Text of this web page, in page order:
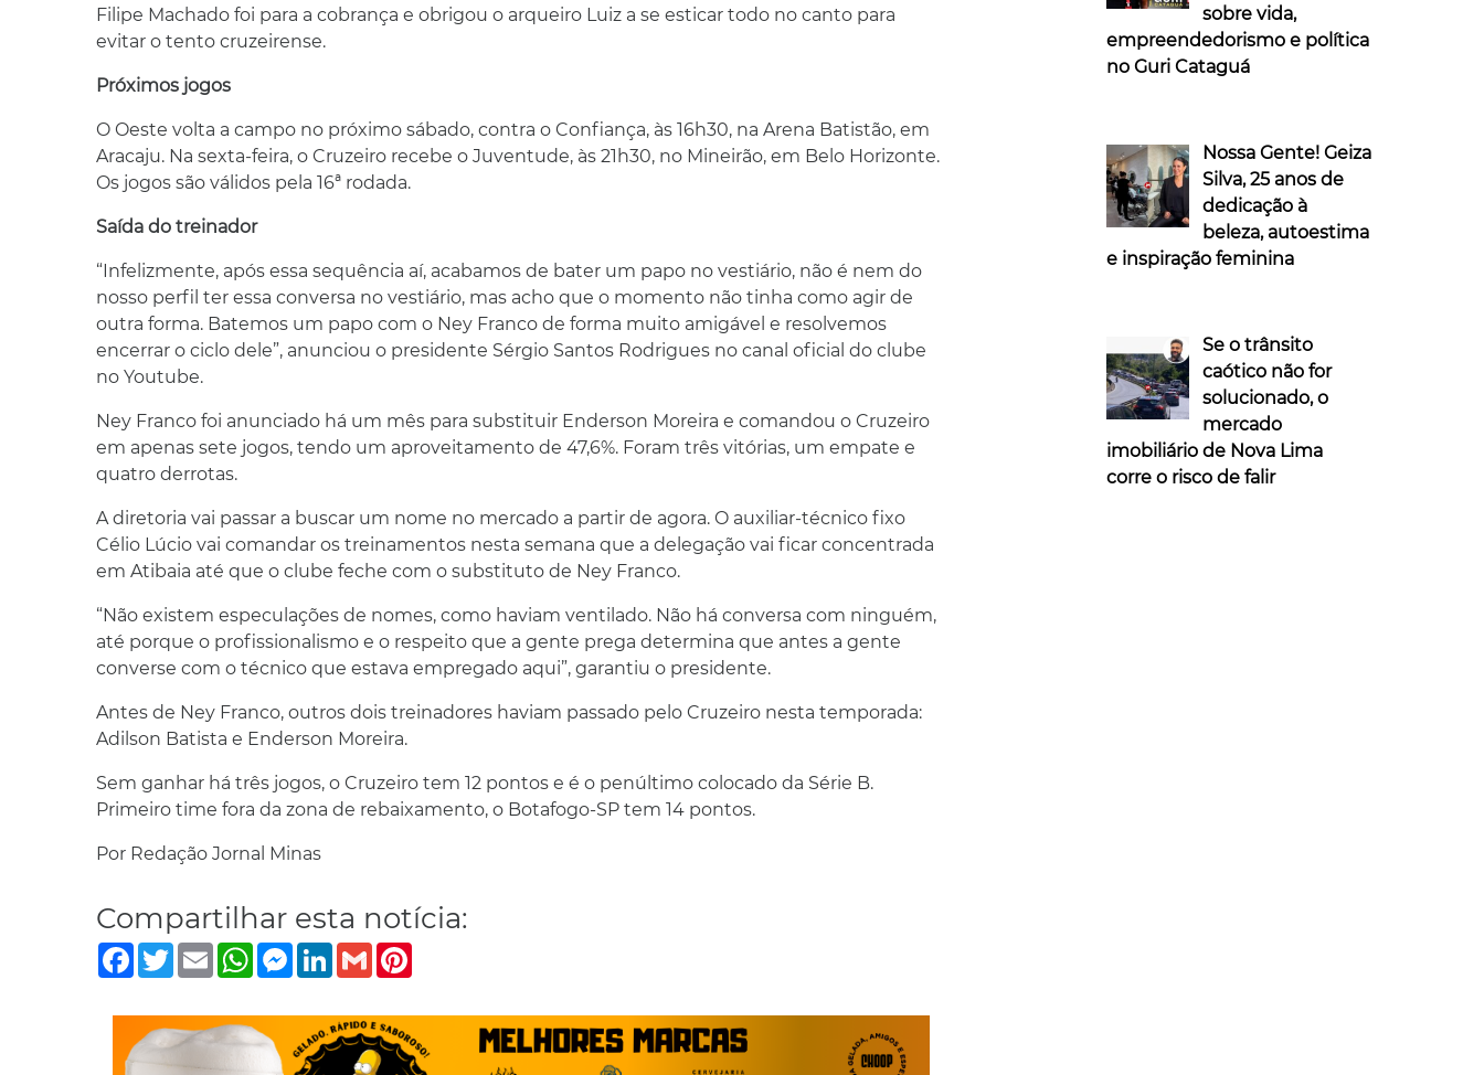
Filipe Machado foi para a cobrança e obrigou o arqueiro Luiz a se esticar todo no canto para
evitar o tento cruzeirense.
Próximos jogos
O Oeste volta a campo no próximo sábado, contra o Confiança, às 16h30, na Arena Batistão, em
Aracaju. Na sexta-feira, o Cruzeiro recebe o Juventude, às 21h30, no Mineirão, em Belo Horizonte.
Os jogos são válidos pela 16ª rodada.
Saída do treinador
“Infelizmente, após essa sequência aí, acabamos de bater um papo no vestiário, não é nem do
nosso perfil ter essa conversa no vestiário, mas acho que o momento não tinha como agir de
outra forma. Batemos um papo com o Ney Franco de forma muito amigável e resolvemos
encerrar o ciclo dele”, anunciou o presidente Sérgio Santos Rodrigues no canal oficial do clube
no Youtube.
Ney Franco foi anunciado há um mês para substituir Enderson Moreira e comandou o Cruzeiro
em apenas sete jogos, tendo um aproveitamento de 47,6%. Foram três vitórias, um empate e
quatro derrotas.
A diretoria vai passar a buscar um nome no mercado a partir de agora. O auxiliar-técnico fixo
Célio Lúcio vai comandar os treinamentos nesta semana que a delegação vai ficar concentrada
em Atibaia até que o clube feche com o substituto de Ney Franco.
“Não existem especulações de nomes, como haviam ventilado. Não há conversa com ninguém,
até porque o profissionalismo e o respeito que a gente prega determina que antes a gente
converse com o técnico que estava empregado aqui”, garantiu o presidente.
Antes de Ney Franco, outros dois treinadores haviam passado pelo Cruzeiro nesta temporada:
Adilson Batista e Enderson Moreira.
Sem ganhar há três jogos, o Cruzeiro tem 12 pontos e é o penúltimo colocado da Série B.
Primeiro time fora da zona de rebaixamento, o Botafogo-SP tem 14 pontos.
Por Redação Jornal Minas
Compartilhar esta notícia:
Facebook
TwitterEmailWhatsApp
Messenger
LinkedIn
Gmail
sobre vida,
empreendedorismo e política
no Guri Cataguá
Nossa Gente! Geiza
Silva, 25 anos de
dedicação à
beleza, autoestima
e inspiração feminina
Se o trânsito
caótico não for
solucionado, o
mercado
imobiliário de Nova Lima
corre o risco de falir